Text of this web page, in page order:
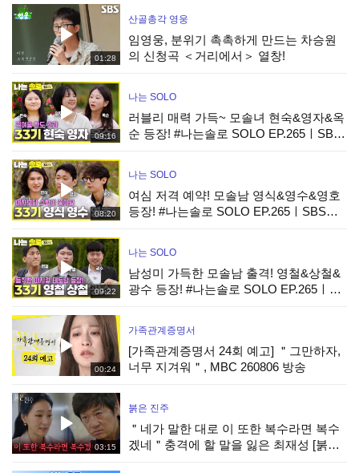
01:28
산골총각 영웅
임영웅, 분위기 촉촉하게 만드는 차승원
의 신청곡 ＜거리에서＞ 열창!
09:16
나는 SOLO
러블리 매력 가득~ 모솔녀 현숙&영자&옥
순 등장! #나는솔로 SOLO EP.265ㅣSBS
08:20
나는 SOLO
여심 저격 예약! 모솔남 영식&영수&영호
등장! #나는솔로 SOLO EP.265ㅣSBS
09:22
나는 SOLO
남성미 가득한 모솔남 출격! 영철&상철&
광수 등장! #나는솔로 SOLO EP.265ㅣ
00:24
가족관계증명서
[가족관계증명서 24회 예고] ＂그만하자,
너무 지겨워＂, MBC 260806 방송
03:15
붉은 진주
＂네가 말한 대로 이 또한 복수라면 복수
겠네＂충격에 할 말을 잃은 최재성 [붉은